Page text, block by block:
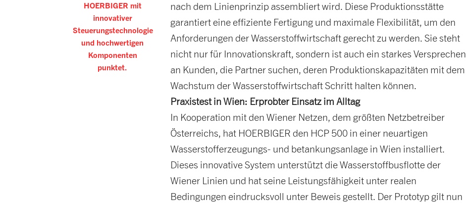
HOERBIGER mit
innovativer
Steuerungstechnologie
und hochwertigen
Komponenten
punktet.
nach dem Linienprinzip assembliert wird. Diese Produktionsstätte
garantiert eine effiziente Fertigung und maximale Flexibilität, um den
Anforderungen der Wasserstoffwirtschaft gerecht zu werden. Sie steht
nicht nur für Innovationskraft, sondern ist auch ein starkes Versprechen
an Kunden, die Partner suchen, deren Produktionskapazitäten mit dem
Wachstum der Wasserstoffwirtschaft Schritt halten können.
Praxistest in Wien: Erprobter Einsatz im Alltag
In Kooperation mit den Wiener Netzen, dem größten Netzbetreiber
Österreichs, hat HOERBIGER den HCP 500 in einer neuartigen
Wasserstofferzeugungs- und betankungsanlage in Wien installiert.
Dieses innovative System unterstützt die Wasserstoffbusflotte der
Wiener Linien und hat seine Leistungsfähigkeit unter realen
Bedingungen eindrucksvoll unter Beweis gestellt. Der Prototyp gilt nun